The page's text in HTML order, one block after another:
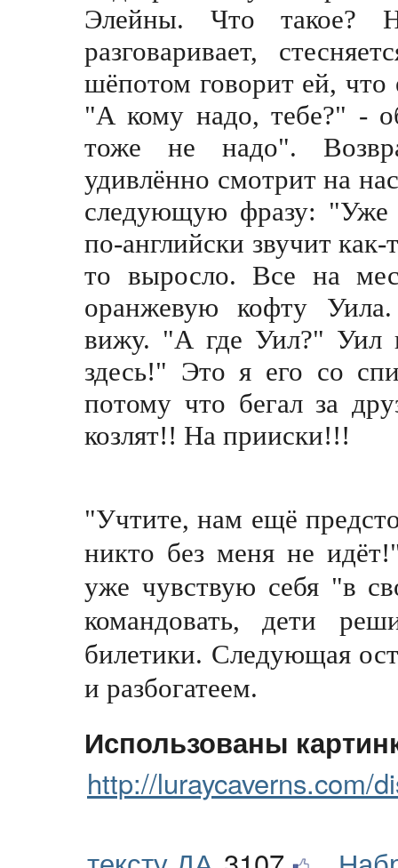
Элейны. Что такое?
разговаривает,
шёпотом говорит ей,
"А кому надо, тебе?" -
тоже не надо".
удивлённо смотрит на
следующую фразу: "Уже
по-английски звучит
то выросло. Все на
оранжевую кофту
вижу. "А где Уил?" Уил
здесь!" Это я его со
потому что бегал за
козлят!! На прииски!!!
"Учтите, нам ещё
никто без меня не
уже чувствую себя "в
командовать, дети
билетики. Следующая
и разбогатеем.
Использованы
http://luraycaverns.com/